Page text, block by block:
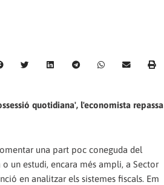
quotidiana', l'economista repassa
una part poc coneguda del
un estudi, encara més ampli, a Sector
en analitzar els sistemes fiscals. Em